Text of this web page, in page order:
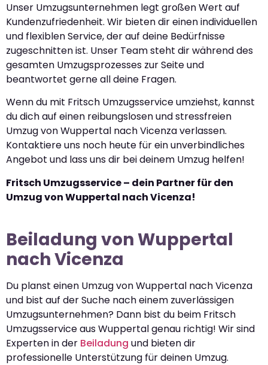
Unser Umzugsunternehmen legt großen Wert auf
Kundenzufriedenheit. Wir bieten dir einen individuellen
und flexiblen Service, der auf deine Bedürfnisse
zugeschnitten ist. Unser Team steht dir während des
gesamten Umzugsprozesses zur Seite und
beantwortet gerne all deine Fragen.
Wenn du mit Fritsch Umzugsservice umziehst, kannst
du dich auf einen reibungslosen und stressfreien
Umzug von Wuppertal nach Vicenza verlassen.
Kontaktiere uns noch heute für ein unverbindliches
Angebot und lass uns dir bei deinem Umzug helfen!
Fritsch Umzugsservice – dein Partner für den
Umzug von Wuppertal nach Vicenza!
Beiladung von Wuppertal
nach Vicenza
Du planst einen Umzug von Wuppertal nach Vicenza
und bist auf der Suche nach einem zuverlässigen
Umzugsunternehmen? Dann bist du beim Fritsch
Umzugsservice aus Wuppertal genau richtig! Wir sind
Experten in der Beiladung und bieten dir
professionelle Unterstützung für deinen Umzug.